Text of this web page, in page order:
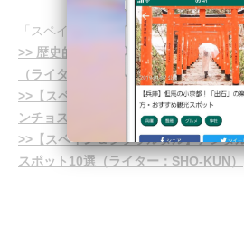
「スペイン」の旅のしおり
>> 歴史的建造物に泊まってみよう！パ
（ライター：BLUE）
>>【スペインバスク】バルの聖地サン
ンチョスハンティング！（ライター：
>>【スペイン＆ジブラルタル】アンダ
スポット10選（ライター：SHO-KUN）